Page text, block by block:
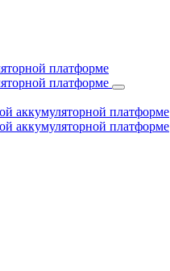
платформе
платформе
аккумуляторной платформе
аккумуляторной платформе